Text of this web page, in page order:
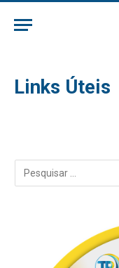
Links Úteis